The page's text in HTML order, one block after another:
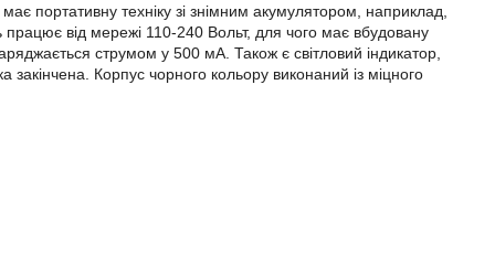
портативну техніку зі знімним акумулятором, наприклад,
від мережі 110-240 Вольт, для чого має вбудовану
струмом у 500 мА. Також є світловий індикатор,
закінчена. Корпус чорного кольору виконаний із міцного